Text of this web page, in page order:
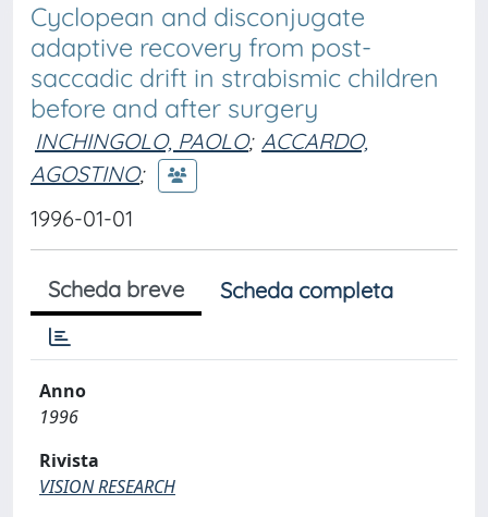
Cyclopean and disconjugate
adaptive recovery from post-
saccadic drift in strabismic children
before and after surgery
INCHINGOLO, PAOLO; ACCARDO,
AGOSTINO;
1996-01-01
Scheda breve Scheda completa
Anno
1996
Rivista
VISION RESEARCH